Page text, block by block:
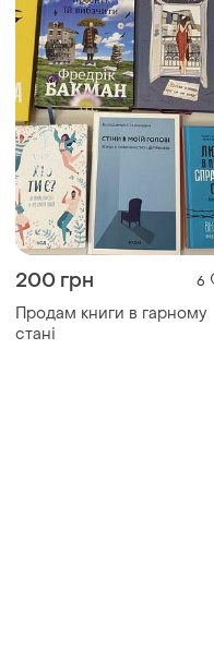
200 грн 6
Продам книги в гарному
стані